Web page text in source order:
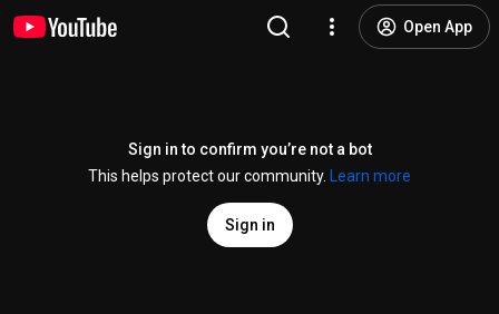
Open App
Sign in to confirm you’re not a bot
This helps protect our community.
Learn more
Sign in